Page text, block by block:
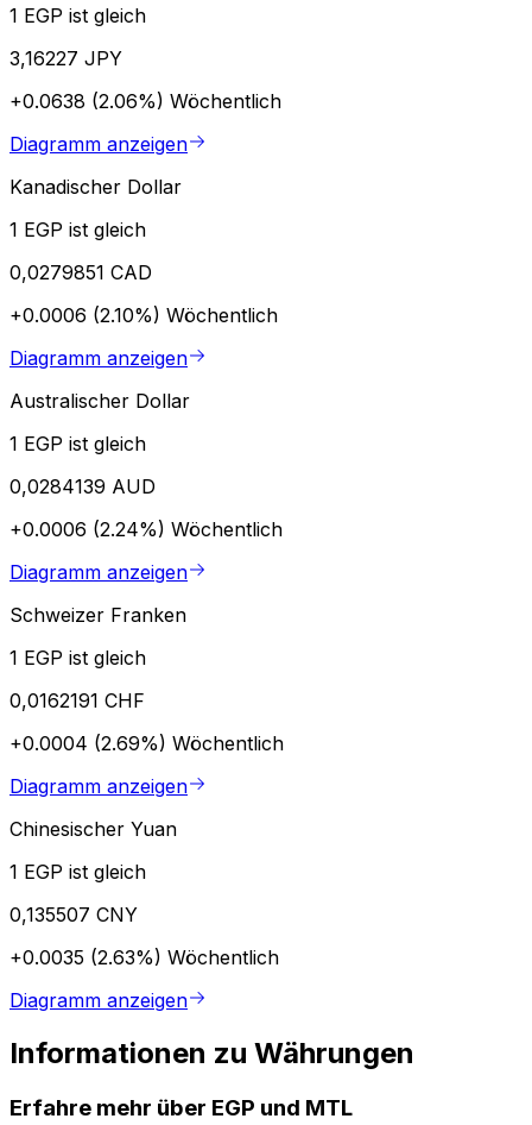
1 EGP ist gleich
3,16227 JPY
+0.0638 (2.06%) Wöchentlich
Diagramm anzeigen
Kanadischer Dollar
1 EGP ist gleich
0,0279851 CAD
+0.0006 (2.10%) Wöchentlich
Diagramm anzeigen
Australischer Dollar
1 EGP ist gleich
0,0284139 AUD
+0.0006 (2.24%) Wöchentlich
Diagramm anzeigen
Schweizer Franken
1 EGP ist gleich
0,0162191 CHF
+0.0004 (2.69%) Wöchentlich
Diagramm anzeigen
Chinesischer Yuan
1 EGP ist gleich
0,135507 CNY
+0.0035 (2.63%) Wöchentlich
Diagramm anzeigen
Informationen zu Währungen
Erfahre mehr über EGP und MTL